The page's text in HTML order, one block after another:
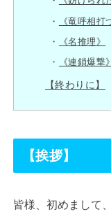
《竜呼相打
《名推理》
《連鎖爆撃》
【終わりに】
【挨拶】
皆様、初めまして